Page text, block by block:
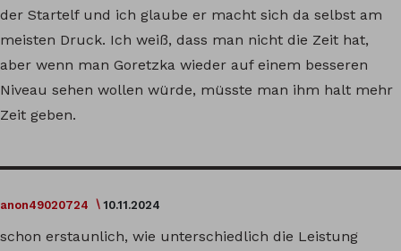
der Startelf und ich glaube er macht sich da selbst am
meisten Druck. Ich weiß, dass man nicht die Zeit hat,
aber wenn man Goretzka wieder auf einem besseren
Niveau sehen wollen würde, müsste man ihm halt mehr
Zeit geben.
anon49020724 10.11.2024
schon erstaunlich, wie unterschiedlich die Leistung